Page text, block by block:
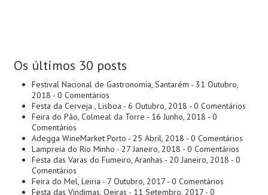
Os últimos 30 posts
Festival Nacional de Gastronomia, Santarém - 31 Outubro,
2018 - 0 Comentários
Festa da Cerveja , Lisboa - 6 Outubro, 2018 - 0 Comentários
Feira do Pão, Colmeal da Torre - 16 Junho, 2018 - 0
Comentários
Adegga WineMarket Porto - 25 Abril, 2018 - 0 Comentários
Lampreia do Rio Minho - 27 Janeiro, 2018 - 0 Comentários
Festa das Varas do Fumeiro, Aranhas - 20 Janeiro, 2018 - 0
Comentários
Feira do Mel, Leiria - 7 Outubro, 2017 - 0 Comentários
Festa das Vindimas, Oeiras - 11 Setembro, 2017 - 0